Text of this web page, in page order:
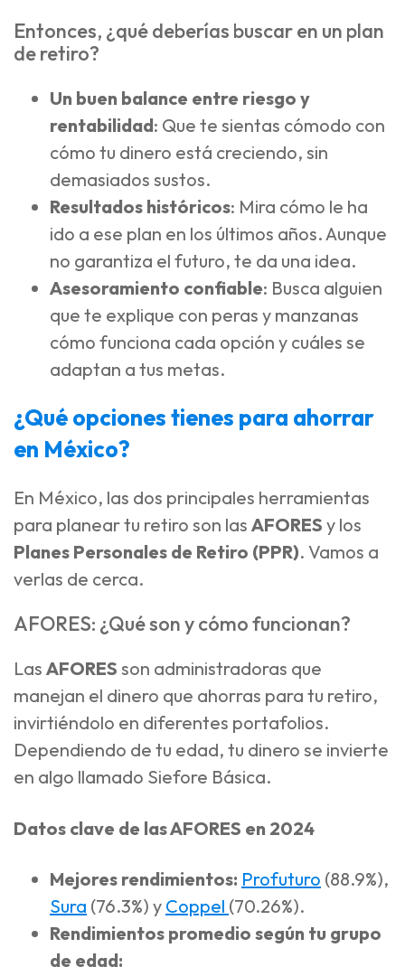
Entonces, ¿qué deberías buscar en un plan
de retiro?
Un buen balance entre riesgo y
rentabilidad: Que te sientas cómodo con
cómo tu dinero está creciendo, sin
demasiados sustos.
Resultados históricos: Mira cómo le ha
ido a ese plan en los últimos años. Aunque
no garantiza el futuro, te da una idea.
Asesoramiento confiable: Busca alguien
que te explique con peras y manzanas
cómo funciona cada opción y cuáles se
adaptan a tus metas.
¿Qué opciones tienes para ahorrar
en México?
En México, las dos principales herramientas
para planear tu retiro son las AFORES y los
Planes Personales de Retiro (PPR). Vamos a
verlas de cerca.
AFORES: ¿Qué son y cómo funcionan?
Las AFORES son administradoras que
manejan el dinero que ahorras para tu retiro,
invirtiéndolo en diferentes portafolios.
Dependiendo de tu edad, tu dinero se invierte
en algo llamado Siefore Básica.
Datos clave de las AFORES en 2024
Mejores rendimientos: Profuturo (88.9%),
Sura (76.3%) y Coppel (70.26%).
Rendimientos promedio según tu grupo
de edad: